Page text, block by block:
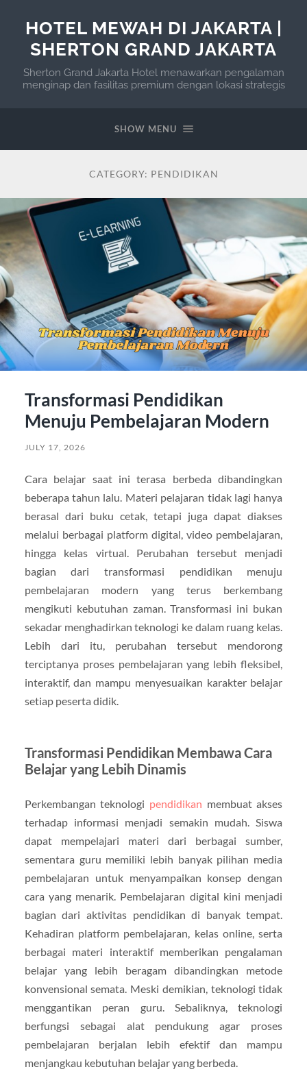
HOTEL MEWAH DI JAKARTA |
SHERTON GRAND JAKARTA
Sherton Grand Jakarta Hotel menawarkan pengalaman
menginap dan fasilitas premium dengan lokasi strategis
SHOW MENU
CATEGORY: PENDIDIKAN
Transformasi Pendidikan
Menuju Pembelajaran Modern
JULY 17, 2026
Cara belajar saat ini terasa berbeda dibandingkan
beberapa tahun lalu. Materi pelajaran tidak lagi hanya
berasal dari buku cetak, tetapi juga dapat diakses
melalui berbagai platform digital, video pembelajaran,
hingga kelas virtual. Perubahan tersebut menjadi
bagian dari transformasi pendidikan menuju
pembelajaran modern yang terus berkembang
mengikuti kebutuhan zaman. Transformasi ini bukan
sekadar menghadirkan teknologi ke dalam ruang kelas.
Lebih dari itu, perubahan tersebut mendorong
terciptanya proses pembelajaran yang lebih fleksibel,
interaktif, dan mampu menyesuaikan karakter belajar
setiap peserta didik.
Transformasi Pendidikan Membawa Cara
Belajar yang Lebih Dinamis
Perkembangan teknologi pendidikan membuat akses
terhadap informasi menjadi semakin mudah. Siswa
dapat mempelajari materi dari berbagai sumber,
sementara guru memiliki lebih banyak pilihan media
pembelajaran untuk menyampaikan konsep dengan
cara yang menarik. Pembelajaran digital kini menjadi
bagian dari aktivitas pendidikan di banyak tempat.
Kehadiran platform pembelajaran, kelas online, serta
berbagai materi interaktif memberikan pengalaman
belajar yang lebih beragam dibandingkan metode
konvensional semata. Meski demikian, teknologi tidak
menggantikan peran guru. Sebaliknya, teknologi
berfungsi sebagai alat pendukung agar proses
pembelajaran berjalan lebih efektif dan mampu
menjangkau kebutuhan belajar yang berbeda.